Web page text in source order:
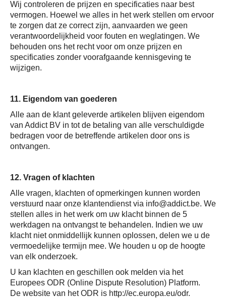
Wij controleren de prijzen en specificaties naar best
vermogen. Hoewel we alles in het werk stellen om ervoor
te zorgen dat ze correct zijn, aanvaarden we geen
verantwoordelijkheid voor fouten en weglatingen. We
behouden ons het recht voor om onze prijzen en
specificaties zonder voorafgaande kennisgeving te
wijzigen.
11. Eigendom van goederen
Alle aan de klant geleverde artikelen blijven eigendom
van Addict BV in tot de betaling van alle verschuldigde
bedragen voor de betreffende artikelen door ons is
ontvangen.
12. Vragen of klachten
Alle vragen, klachten of opmerkingen kunnen worden
verstuurd naar onze klantendienst via info@addict.be. We
stellen alles in het werk om uw klacht binnen de 5
werkdagen na ontvangst te behandelen. Indien we uw
klacht niet onmiddellijk kunnen oplossen, delen we u de
vermoedelijke termijn mee. We houden u op de hoogte
van elk onderzoek.
U kan klachten en geschillen ook melden via het
Europees ODR (Online Dispute Resolution) Platform.
De website van het ODR is http://ec.europa.eu/odr.